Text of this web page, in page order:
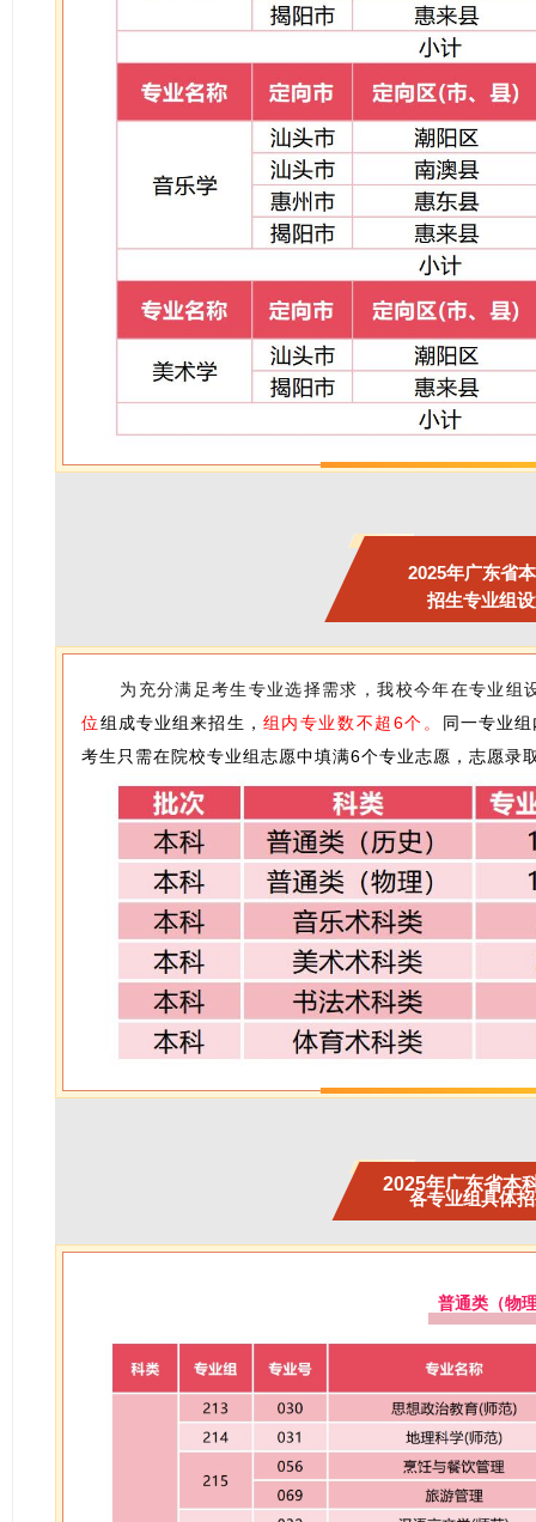
2025年广东省
招生专业组
为充分满足考生专业选择需求，我校今年在专业组
位组成专业组来招生， 组内专业数不超6个 。 同一专业
考生只需在院校专业组志愿中填满6个专业志愿，志愿录
2025年广东省本
各专业组具体
普通类（物